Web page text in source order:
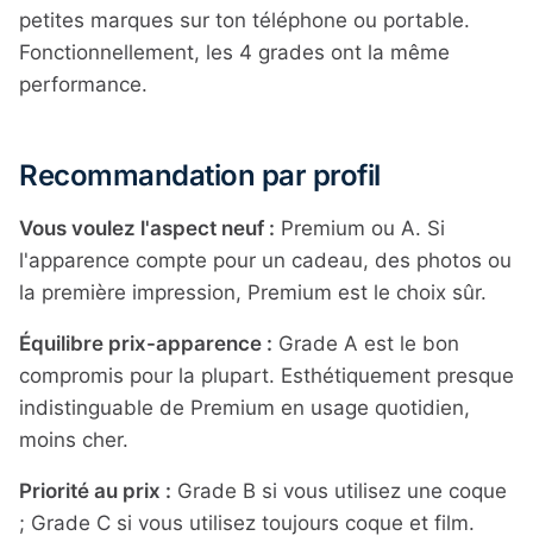
petites marques sur ton téléphone ou portable.
Fonctionnellement, les 4 grades ont la même
performance.
Recommandation par profil
Vous voulez l'aspect neuf : Premium ou A. Si
l'apparence compte pour un cadeau, des photos ou
la première impression, Premium est le choix sûr.
Équilibre prix-apparence : Grade A est le bon
compromis pour la plupart. Esthétiquement presque
indistinguable de Premium en usage quotidien,
moins cher.
Priorité au prix : Grade B si vous utilisez une coque
; Grade C si vous utilisez toujours coque et film.